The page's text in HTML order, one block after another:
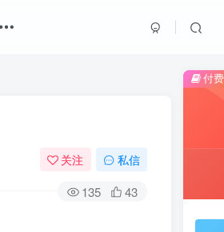
关注 私信
135 43
付